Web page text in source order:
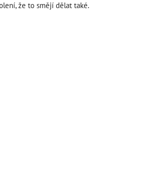
že to smějí dělat také.